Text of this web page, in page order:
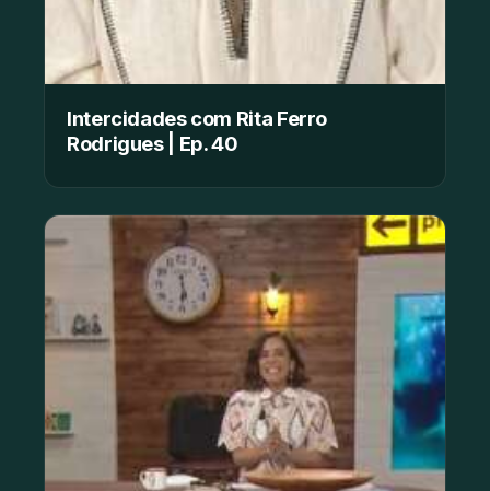
Intercidades com Rita Ferro
Rodrigues | Ep. 40